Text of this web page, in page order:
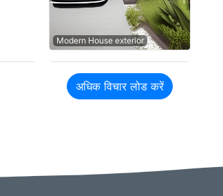
Modern House exterior
अधिक विचार लोड करें